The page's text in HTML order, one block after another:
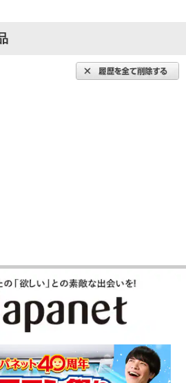
に入りました。
していて、信頼感がある。古くなっ
徳島県60代
躍してくれそうです